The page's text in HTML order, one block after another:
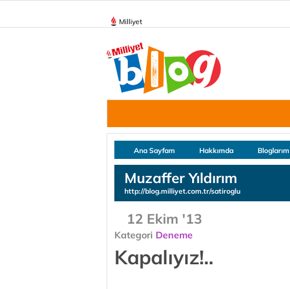
Milliyet
Ana Sayfam Hakkımda Bloglarım
Muzaffer Yıldırım
http://blog.milliyet.com.tr/satiroglu
12 Ekim '13
Kategori Deneme
Kapalıyız!..